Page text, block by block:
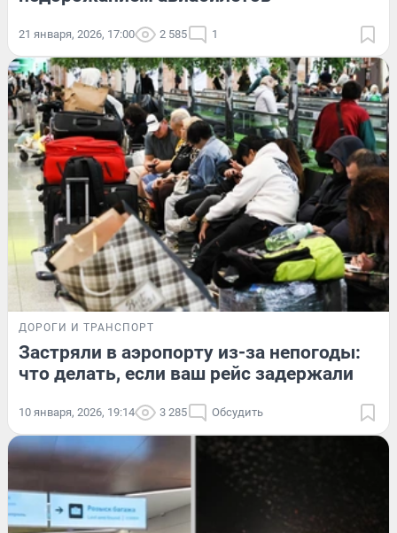
21 января, 2026, 17:00 2 585 1
ДОРОГИ И ТРАНСПОРТ
Застряли в аэропорту из-за непогоды:
что делать, если ваш рейс задержали
10 января, 2026, 19:14 3 285 Обсудить